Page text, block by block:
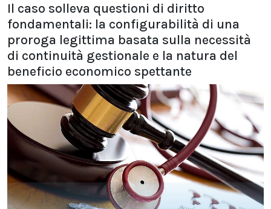
Il caso solleva questioni di diritto
fondamentali: la configurabilità di una
proroga legittima basata sulla necessità
di continuità gestionale e la natura del
beneficio economico spettante